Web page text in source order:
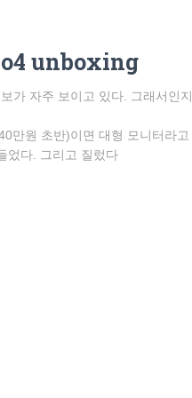
unboxing
가 자주 보이고 있다. 그래서인지
만원 초반)이면 대형 모니터라고
었다. 그리고 질렀다